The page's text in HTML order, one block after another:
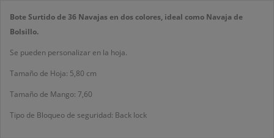
Bote Surtido de 36 Navajas en dos colores, ideal como Navaja de
Bolsillo.
Se pueden personalizar en la hoja.
Tamaño de Hoja: 5,80 cm
Tamaño de Mango: 7,60
Tipo de Bloqueo de seguridad: Back lock